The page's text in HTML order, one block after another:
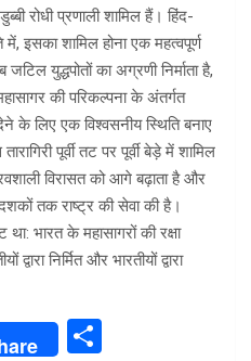
रोधी प्रणाली शामिल हैं। हिंद-
में, इसका शामिल होना एक महत्वपूर्ण
युद्धपोतों का अग्रणी निर्माता है,
की परिकल्पना के अंतर्गत
के लिए एक विश्वसनीय स्थिति बनाए
पूर्वी तट पर पूर्वी बेड़े में शामिल
विरासत को आगे बढ़ाता है और
तक राष्ट्र की सेवा की है।
भारत के महासागरों की रक्षा
द्वारा निर्मित और भारतीयों द्वारा